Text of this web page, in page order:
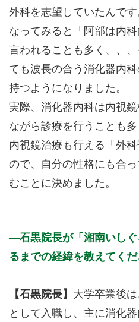
外科を志望していたんで
なってみると「阿部は内
言われることも多く、、
ても波長の合う消化器内
持つようになりました。
実際、消化器内科は内視
ながら診療を行うことも
内視鏡治療も行える「外
ので、自分の性格にも合
むことに決めました。
石黒院長が「湘南いし
るまでの経緯を教えてくだ
【石黒院長】 大学卒業後
として入職し、主に消化